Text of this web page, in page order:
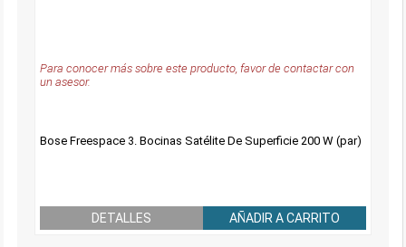
Para conocer más sobre este producto, favor de contactar con
un asesor.
Bose Freespace 3. Bocinas Satélite De Superficie 200 W (par)
DETALLES AÑADIR A CARRITO